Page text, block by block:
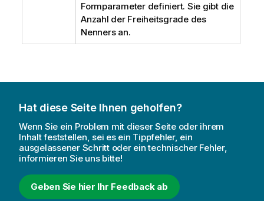
Formparameter definiert. Sie gibt die
Anzahl der Freiheitsgrade des
Nenners an.
Hat diese Seite Ihnen geholfen?
Wenn Sie ein Problem mit dieser Seite oder ihrem
Inhalt feststellen, sei es ein Tippfehler, ein
ausgelassener Schritt oder ein technischer Fehler,
informieren Sie uns bitte!
Geben Sie hier Ihr Feedback ab